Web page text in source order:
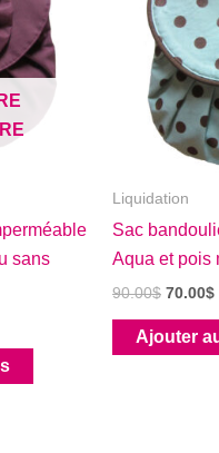
sans
Ce
produit
Liquidation
Sac
Aqua et pois
90.00$ Le
initial
était :
70.00$
Ajouter